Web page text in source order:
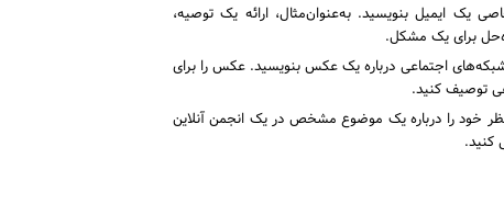
یک ایمیل بنویسید. به‌عنوان‌مثال، ارائه یک توصیه،
برای یک مشکل.
اجتماعی درباره یک عکس بنویسید. عکس را برای
توصیف کنید.
خود را درباره یک موضوع مشخص در یک انجمن آنلاین
کنید.